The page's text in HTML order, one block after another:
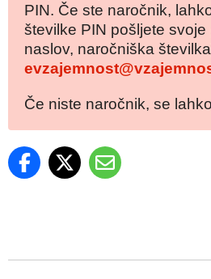
PIN. Če ste naročnik,
številke PIN pošljete svoje
naslov, naročniška
Če niste naročnik, se lahko